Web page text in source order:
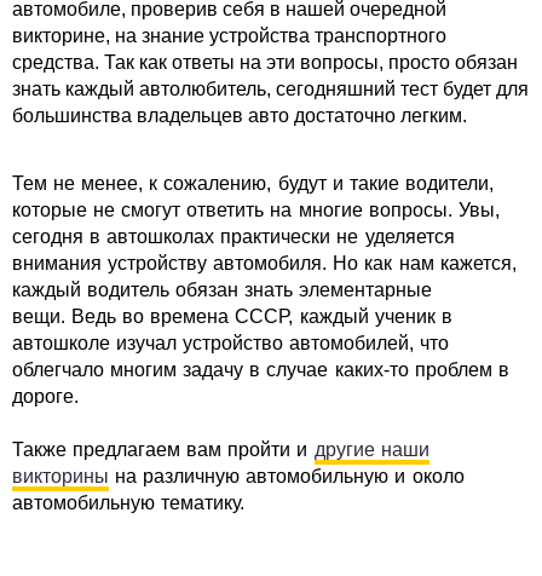
автомобиле, проверив себя в нашей очередной
викторине, на знание устройства транспортного
средства. Так как ответы на эти вопросы, просто обязан
знать каждый автолюбитель, сегодняшний тест будет для
большинства владельцев авто достаточно легким.
Тем не менее, к сожалению, будут и такие водители,
которые не смогут ответить на многие вопросы. Увы,
сегодня в автошколах практически не уделяется
внимания устройству автомобиля. Но как нам кажется,
каждый водитель обязан знать элементарные
вещи. Ведь во времена СССР, каждый ученик в
автошколе изучал устройство автомобилей, что
облегчало многим задачу в случае каких-то проблем в
дороге.
Также предлагаем вам пройти и другие наши
викторины на различную автомобильную и около
автомобильную тематику.